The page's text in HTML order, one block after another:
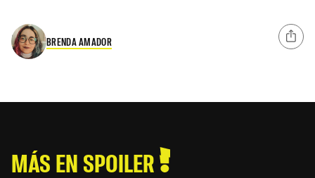
BRENDA AMADOR
MÁS EN SPOILER